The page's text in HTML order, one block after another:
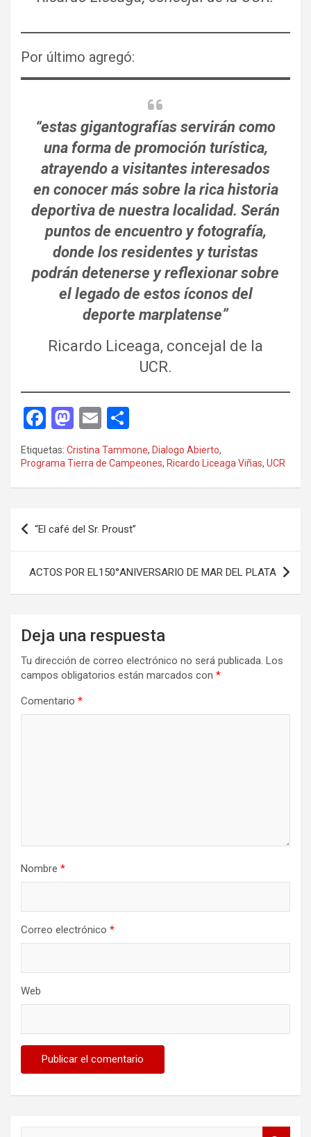
Por último agregó:
“estas gigantografías servirán como
una forma de promoción turística,
atrayendo a visitantes interesados
en conocer más sobre la rica historia
deportiva de nuestra localidad. Serán
puntos de encuentro y fotografía,
donde los residentes y turistas
podrán detenerse y reflexionar sobre
el legado de estos íconos del
deporte marplatense”
Ricardo Liceaga, concejal de la
UCR.
F
a
ce
b
o
k
M
a
st
o
o
n
E
m
ail m
p
tir
Etiquetas: Cristina Tammone, Dialogo Abierto,
Programa Tierra de Campeones, Ricardo Liceaga Viñas, UCR
Navegación
de
entradas
“El café del Sr. Proust”
ACTOS POR EL150°ANIVERSARIO DE MAR DEL PLATA
Deja una respuesta
Tu dirección de correo electrónico no será publicada. Los
campos obligatorios están marcados con *
Comentario *
Nombre *
Correo electrónico *
Web